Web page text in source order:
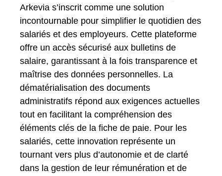
Arkevia s’inscrit comme une solution
incontournable pour simplifier le quotidien des
salariés et des employeurs. Cette plateforme
offre un accès sécurisé aux bulletins de
salaire, garantissant à la fois transparence et
maîtrise des données personnelles. La
dématérialisation des documents
administratifs répond aux exigences actuelles
tout en facilitant la compréhension des
éléments clés de la fiche de paie. Pour les
salariés, cette innovation représente un
tournant vers plus d’autonomie et de clarté
dans la gestion de leur rémunération et de